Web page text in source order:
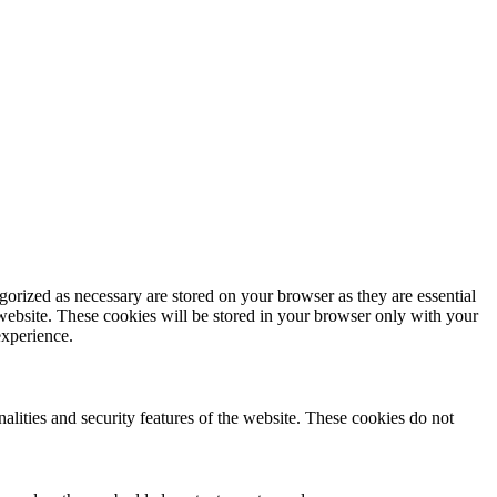
as necessary are stored on your browser as they are essential
These cookies will be stored in your browser only with your
and security features of the website. These cookies do not